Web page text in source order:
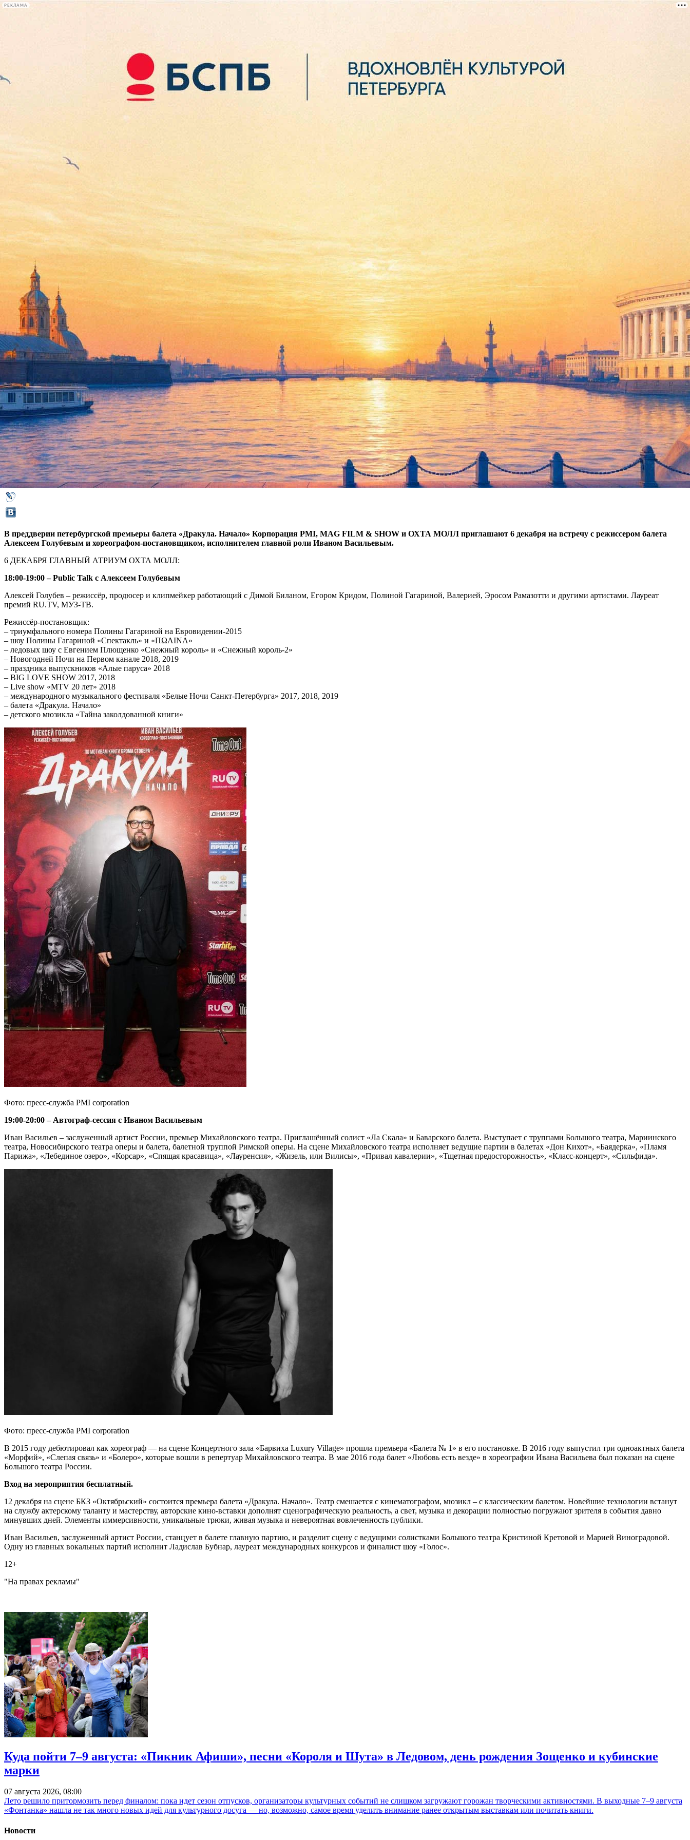
РЕКЛАМА
лекции
книги
6 декабря - Встреча с режиссером Алексеем Голубевым и хореографом Иваном Васильевым
в ОХТА МОЛЛ
02 декабря 2019,17:43 Версия для печати
В преддверии петербургской премьеры балета «Дракула. Начало» Корпорация PMI, MAG FILM & SHOW и ОХТА МОЛЛ приглашают 6 декабря на встречу с режиссером балета
Алексеем Голубевым и хореографом-постановщиком, исполнителем главной роли Иваном Васильевым.
6 ДЕКАБРЯ ГЛАВНЫЙ АТРИУМ ОХТА МОЛЛ:
18:00-19:00 – Public Talk с Алексеем Голубевым
Алексей Голубев – режиссёр, продюсер и клипмейкер работающий с Димой Биланом, Егором Кридом, Полиной Гагариной, Валерией, Эросом Рамазотти и другими артистами. Лауреат
премий RU.TV, МУЗ-ТВ.
Режиссёр-постановщик:
– триумфального номера Полины Гагариной на Евровидении-2015
– шоу Полины Гагариной «Спектакль» и «ΠΩΛΙΝΑ»
– ледовых шоу с Евгением Плющенко «Снежный король» и «Снежный король-2»
– Новогодней Ночи на Первом канале 2018, 2019
– праздника выпускников «Алые паруса» 2018
– BIG LOVE SHOW 2017, 2018
– Live show «MTV 20 лет» 2018
– международного музыкального фестиваля «Белые Ночи Санкт-Петербурга» 2017, 2018, 2019
– балета «Дракула. Начало»
– детского мюзикла «Тайна заколдованной книги»
Фото: пресс-служба PMI corporation
19:00-20:00 – Автограф-сессия с Иваном Васильевым
Иван Васильев – заслуженный артист России, премьер Михайловского театра. Приглашённый солист «Ла Скала» и Баварского балета. Выступает с труппами Большого театра, Мариинского
театра, Новосибирского театра оперы и балета, балетной труппой Римской оперы. На сцене Михайловского театра исполняет ведущие партии в балетах «Дон Кихот», «Баядерка», «Пламя
Парижа», «Лебединое озеро», «Корсар», «Спящая красавица», «Лауренсия», «Жизель, или Вилисы», «Привал кавалерии», «Тщетная предосторожность», «Класс‑концерт», «Сильфида».
Фото: пресс-служба PMI corporation
В 2015 году дебютировал как хореограф — на сцене Концертного зала «Барвиха Luxury Village» прошла премьера «Балета № 1» в его постановке. В 2016 году выпустил три одноактных балета
«Морфий», «Слепая связь» и «Болеро», которые вошли в репертуар Михайловского театра. В мае 2016 года балет «Любовь есть везде» в хореографии Ивана Васильева был показан на сцене
Большого театра России.
Вход на мероприятия бесплатный.
12 декабря на сцене БКЗ «Октябрьский» состоится премьера балета «Дракула. Начало». Театр смешается с кинематографом, мюзикл – с классическим балетом. Новейшие технологии встанут
на службу актерскому таланту и мастерству, авторские кино-вставки дополнят сценографическую реальность, а свет, музыка и декорации полностью погружают зрителя в события давно
минувших дней. Элементы иммерсивности, уникальные трюки, живая музыка и невероятная вовлеченность публики.
Иван Васильев, заслуженный артист России, станцует в балете главную партию, и разделит сцену с ведущими солистками Большого театра Кристиной Кретовой и Марией Виноградовой.
Одну из главных вокальных партий исполнит Ладислав Бубнар, лауреат международных конкурсов и финалист шоу «Голос».
12+
"На правах рекламы"
Куда пойти 7–9 августа: «Пикник Афиши», песни «Короля и Шута» в Ледовом, день рождения Зощенко и кубинские
марки
07 августа 2026, 08:00
Лето решило притормозить перед финалом: пока идет сезон отпусков, организаторы культурных событий не слишком загружают горожан творческими активностями. В выходные 7–9 августа
«Фонтанка» нашла не так много новых идей для культурного досуга — но, возможно, самое время уделить внимание ранее открытым выставкам или почитать книги.
Новости